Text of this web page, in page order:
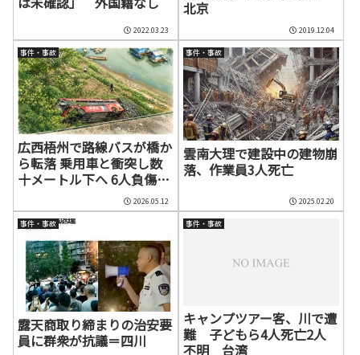
2022.03.23
北京
2019.12.04
事件・事故
広西梧州で路線バスが橋か
ら転落 乗用車と衝突し数
十メートル下へ 6人負傷、
老朽化インフラの安全管理
に懸念
2026.05.12
事件・事故
雲南大理で建設中の建物崩
落、作業員3人死亡
2025.02.20
事件・事故
露天商取り締まりの治安要
員に群衆が抗議＝四川
事件・事故
キャンプツアー客、川で遭
難 子どもら4人死亡2人
不明 台湾